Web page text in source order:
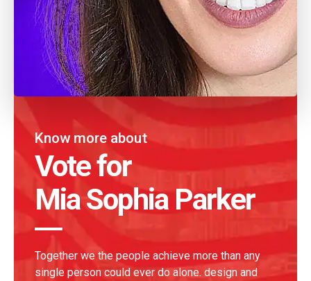
Know more about
Vote for
Mia Sophia Parker
Together we the people achieve more than any
single person could ever do alone. design and